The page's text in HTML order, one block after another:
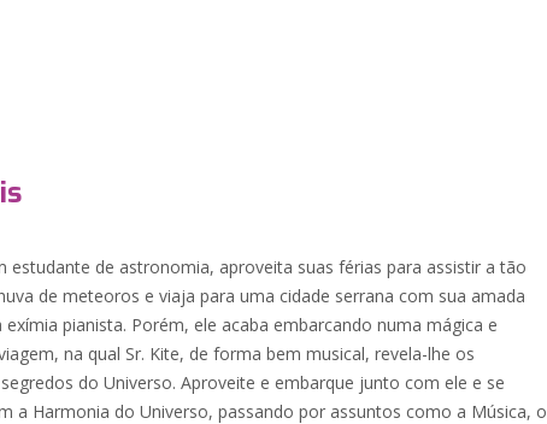
estudante de astronomia, aproveita suas férias para assistir a tão
de meteoros e viaja para uma cidade serrana com sua amada
exímia pianista. Porém, ele acaba embarcando numa mágica e
na qual Sr. Kite, de forma bem musical, revela-lhe os
do Universo. Aproveite e embarque junto com ele e se
a Harmonia do Universo, passando por assuntos como a Música, o